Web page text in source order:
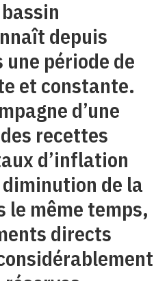
depuis
période de
et constante.
d’une
recettes
d’inflation
de la
le même temps,
directs